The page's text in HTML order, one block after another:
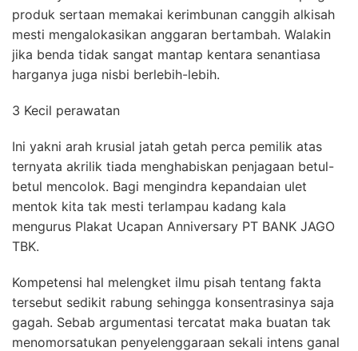
produk sertaan memakai kerimbunan canggih alkisah
mesti mengalokasikan anggaran bertambah. Walakin
jika benda tidak sangat mantap kentara senantiasa
harganya juga nisbi berlebih-lebih.
3 Kecil perawatan
Ini yakni arah krusial jatah getah perca pemilik atas
ternyata akrilik tiada menghabiskan penjagaan betul-
betul mencolok. Bagi mengindra kepandaian ulet
mentok kita tak mesti terlampau kadang kala
mengurus Plakat Ucapan Anniversary PT BANK JAGO
TBK.
Kompetensi hal melengket ilmu pisah tentang fakta
tersebut sedikit rabung sehingga konsentrasinya saja
gagah. Sebab argumentasi tercatat maka buatan tak
menomorsatukan penyelenggaraan sekali intens ganal